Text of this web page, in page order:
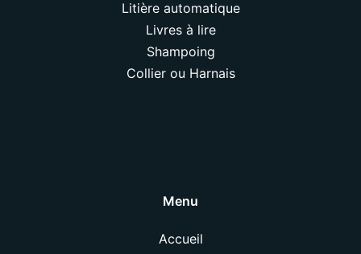
Litière automatique
Livres à lire
Shampoing
Collier ou Harnais
Menu
Accueil